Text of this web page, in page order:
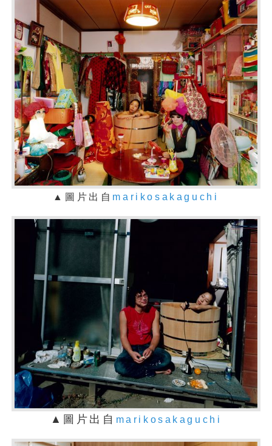
▲圖片出自 marikosakaguchi
▲圖片出自 marikosakaguchi